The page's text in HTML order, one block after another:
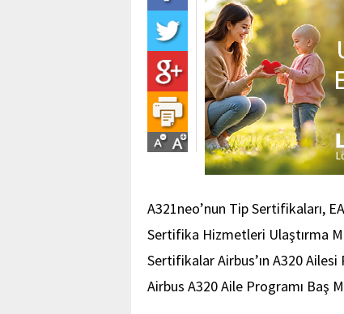
A321neo’nun Tip Sertifikaları,
Sertifika Hizmetleri Ulaştırma
Sertifikalar Airbus’ın A320 Ailesi
Airbus A320 Aile Programı Baş